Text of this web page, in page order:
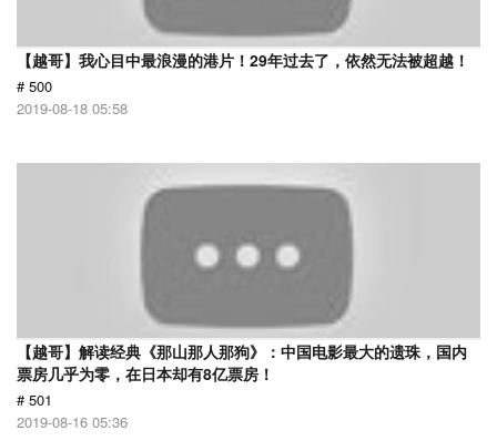
【越哥】我心目中最浪漫的港片！29年过去了，依然无法被超越！
# 500
2019-08-18 05:58
【越哥】解读经典《那山那人那狗》：中国电影最大的遗珠，国内
票房几乎为零，在日本却有8亿票房！
# 501
2019-08-16 05:36